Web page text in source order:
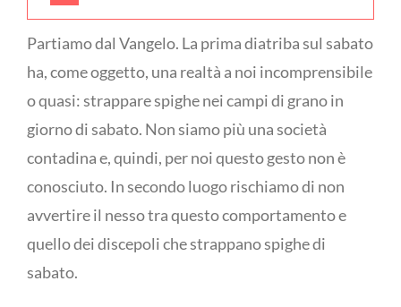
Partiamo dal Vangelo. La prima diatriba sul sabato
ha, come oggetto, una realtà a noi incomprensibile
o quasi: strappare spighe nei campi di grano in
giorno di sabato. Non siamo più una società
contadina e, quindi, per noi questo gesto non è
conosciuto. In secondo luogo rischiamo di non
avvertire il nesso tra questo comportamento e
quello dei discepoli che strappano spighe di
sabato.